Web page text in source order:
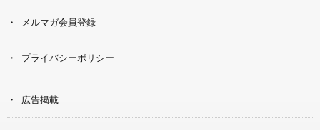
メルマガ会員登録
プライバシーポリシー
広告掲載